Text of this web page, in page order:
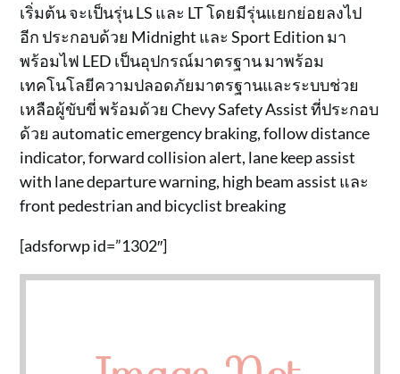
เริ่มต้น จะเป็นรุ่น LS และ LT โดยมีรุ่นแยกย่อยลงไป
อีก ประกอบด้วย Midnight และ Sport Edition มา
พร้อมไฟ LED เป็นอุปกรณ์มาตรฐาน มาพร้อม
เทคโนโลยีความปลอดภัยมาตรฐานและระบบช่วย
เหลือผู้ขับขี่ พร้อมด้วย Chevy Safety Assist ที่ประกอบ
ด้วย automatic emergency braking, follow distance
indicator, forward collision alert, lane keep assist
with lane departure warning, high beam assist และ
front pedestrian and bicyclist breaking
[adsforwp id=”1302″]